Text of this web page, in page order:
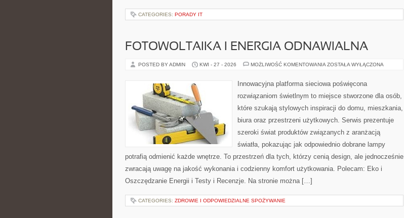
CATEGORIES: PORADY IT
FOTOWOLTAIKA I ENERGIA ODNAWIALNA
POSTED BY ADMIN KWI - 27 - 2026 MOŻLIWOŚĆ KOMENTOWANIA FOTOWOLTAIKA
ODNAWIALNA
ZOSTAŁA WYŁĄCZONA
Innowacyjna platforma sieciowa poświęcona
rozwiązaniom świetlnym to miejsce stworzone dla osób,
które szukają stylowych inspiracji do domu, mieszkania,
biura oraz przestrzeni użytkowych. Serwis prezentuje
szeroki świat produktów związanych z aranżacją
światła, pokazując jak odpowiednio dobrane lampy
potrafią odmienić każde wnętrze. To przestrzeń dla tych, którzy cenią design, ale jednocześnie
zwracają uwagę na jakość wykonania i codzienny komfort użytkowania. Polecam: Eko i
Oszczędzanie Energii i Testy i Recenzje. Na stronie można […]
CATEGORIES: ZDROWIE I ODPOWIEDZIALNE SPOŻYWANIE